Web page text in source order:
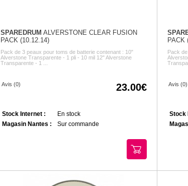
SPAREDRUM ALVERSTONE CLEAR FUSION
PACK (10.12.14)
Pack de 3 peaux pour toms de batterie contenant : 10"
Alverstone Transparente - 1 pli - 10 mil 12" Alverstone
Transparente - 1 ...
Avis (0) 23.00
Stock Internet :
En stock
Magasin Nantes :
Sur commande
PACK
Pack
Avis (0)
Stock